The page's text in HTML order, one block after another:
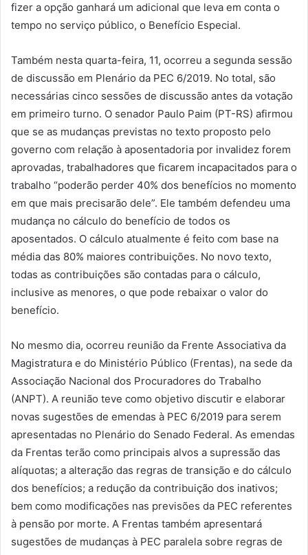
fizer a opção ganhará um adicional que leva em conta o
tempo no serviço público, o Benefício Especial.
Também nesta quarta-feira, 11, ocorreu a segunda sessão
de discussão em Plenário da PEC 6/2019. No total, são
necessárias cinco sessões de discussão antes da votação
em primeiro turno. O senador Paulo Paim (PT-RS) afirmou
que se as mudanças previstas no texto proposto pelo
governo com relação à aposentadoria por invalidez forem
aprovadas, trabalhadores que ficarem incapacitados para o
trabalho “poderão perder 40% dos benefícios no momento
em que mais precisarão dele”. Ele também defendeu uma
mudança no cálculo do benefício de todos os
aposentados. O cálculo atualmente é feito com base na
média das 80% maiores contribuições. No novo texto,
todas as contribuições são contadas para o cálculo,
inclusive as menores, o que pode rebaixar o valor do
benefício.
No mesmo dia, ocorreu reunião da Frente Associativa da
Magistratura e do Ministério Público (Frentas), na sede da
Associação Nacional dos Procuradores do Trabalho
(ANPT). A reunião teve como objetivo discutir e elaborar
novas sugestões de emendas à PEC 6/2019 para serem
apresentadas no Plenário do Senado Federal. As emendas
da Frentas terão como principais alvos a supressão das
alíquotas; a alteração das regras de transição e do cálculo
dos benefícios; a redução da contribuição dos inativos;
bem como modificações nas previsões da PEC referentes
à pensão por morte. A Frentas também apresentará
sugestões de mudanças à PEC paralela sobre regras de